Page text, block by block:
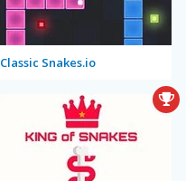
Classic Snakes.io